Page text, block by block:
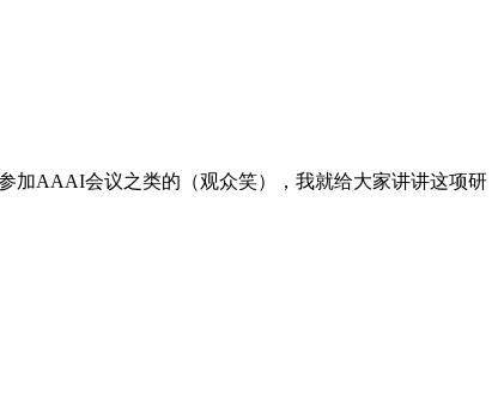
加AAAI会议之类的（观众笑），我就给大家讲讲这项研